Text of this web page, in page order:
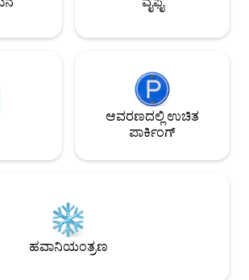
ಕರಾವಳಿ ದೃಶ್ಯಾವಳಿ
ಆವರಣದಲ್ಲಿ ಉಚಿತ
ಪಾರ್ಕಿಂಗ್
ಹವಾನಿಯಂತ್ರಣ